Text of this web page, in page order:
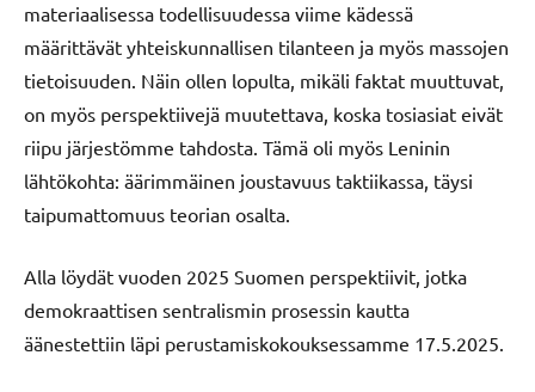
materiaalisessa todellisuudessa viime kädessä
määrittävät yhteiskunnallisen tilanteen ja myös massojen
tietoisuuden. Näin ollen lopulta, mikäli faktat muuttuvat,
on myös perspektiivejä muutettava, koska tosiasiat eivät
riipu järjestömme tahdosta. Tämä oli myös Leninin
lähtökohta: äärimmäinen joustavuus taktiikassa, täysi
taipumattomuus teorian osalta.
Alla löydät vuoden 2025 Suomen perspektiivit, jotka
demokraattisen sentralismin prosessin kautta
äänestettiin läpi perustamiskokouksessamme 17.5.2025.